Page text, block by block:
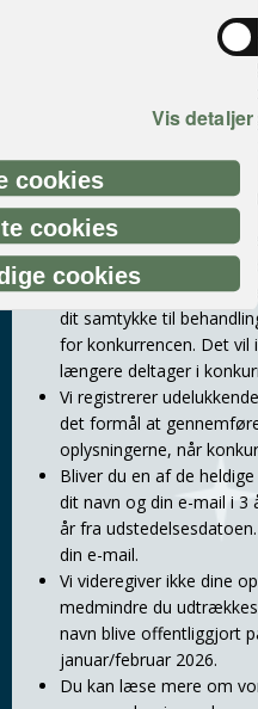
Vis detaljer
cookies
cookies
cookies
Vinderne modtager
Gavekortene gælder i 3
dansk lovgivning.
vinderne i 3 år, hvorefter
Præmien er ikke
betaler spilleafgift til
Behandling af dine
Når du deltager i
vi registrerer dit navn og
Du kan til enhver tid
dit samtykke til
for konkurrencen. Det vil
længere deltager i
Vi registrerer
det formål at
oplysningerne, når
Bliver du en af de
dit navn og din e-mail i
år fra
din e-mail.
Vi videregiver ikke dine
medmindre du
navn blive offentliggjort
januar/februar 2026.
Du kan læse mere om